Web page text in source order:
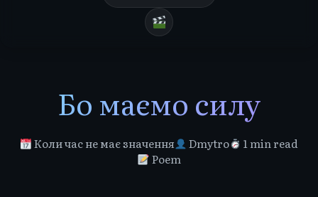
Бо маємо силу
Коли час не має значення Dmytro
1 min read
Poem